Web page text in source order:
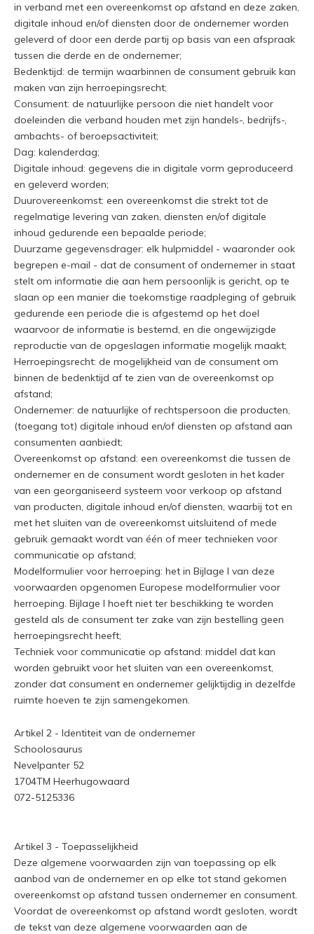
in verband met een overeenkomst op afstand en deze zaken,
digitale inhoud en/of diensten door de ondernemer worden
geleverd of door een derde partij op basis van een afspraak
tussen die derde en de ondernemer;
Bedenktijd: de termijn waarbinnen de consument gebruik kan
maken van zijn herroepingsrecht;
Consument: de natuurlijke persoon die niet handelt voor
doeleinden die verband houden met zijn handels-, bedrijfs-,
ambachts- of beroepsactiviteit;
Dag: kalenderdag;
Digitale inhoud: gegevens die in digitale vorm geproduceerd
en geleverd worden;
Duurovereenkomst: een overeenkomst die strekt tot de
regelmatige levering van zaken, diensten en/of digitale
inhoud gedurende een bepaalde periode;
Duurzame gegevensdrager: elk hulpmiddel - waaronder ook
begrepen e-mail - dat de consument of ondernemer in staat
stelt om informatie die aan hem persoonlijk is gericht, op te
slaan op een manier die toekomstige raadpleging of gebruik
gedurende een periode die is afgestemd op het doel
waarvoor de informatie is bestemd, en die ongewijzigde
reproductie van de opgeslagen informatie mogelijk maakt;
Herroepingsrecht: de mogelijkheid van de consument om
binnen de bedenktijd af te zien van de overeenkomst op
afstand;
Ondernemer: de natuurlijke of rechtspersoon die producten,
(toegang tot) digitale inhoud en/of diensten op afstand aan
consumenten aanbiedt;
Overeenkomst op afstand: een overeenkomst die tussen de
ondernemer en de consument wordt gesloten in het kader
van een georganiseerd systeem voor verkoop op afstand
van producten, digitale inhoud en/of diensten, waarbij tot en
met het sluiten van de overeenkomst uitsluitend of mede
gebruik gemaakt wordt van één of meer technieken voor
communicatie op afstand;
Modelformulier voor herroeping: het in Bijlage I van deze
voorwaarden opgenomen Europese modelformulier voor
herroeping. Bijlage I hoeft niet ter beschikking te worden
gesteld als de consument ter zake van zijn bestelling geen
herroepingsrecht heeft;
Techniek voor communicatie op afstand: middel dat kan
worden gebruikt voor het sluiten van een overeenkomst,
zonder dat consument en ondernemer gelijktijdig in dezelfde
ruimte hoeven te zijn samengekomen.
Artikel 2 - Identiteit van de ondernemer
Schoolosaurus
Nevelpanter 52
1704TM Heerhugowaard
072-5125336
Artikel 3 - Toepasselijkheid
Deze algemene voorwaarden zijn van toepassing op elk
aanbod van de ondernemer en op elke tot stand gekomen
overeenkomst op afstand tussen ondernemer en consument.
Voordat de overeenkomst op afstand wordt gesloten, wordt
de tekst van deze algemene voorwaarden aan de